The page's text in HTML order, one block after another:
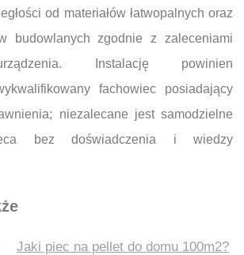
od materiałów łatwopalnych oraz
budowlanych zgodnie z zaleceniami
Instalację powinien
fachowiec posiadający
niezalecane jest samodzielne
bez doświadczenia i wiedzy
Jaki piec na pellet do domu 100m2?